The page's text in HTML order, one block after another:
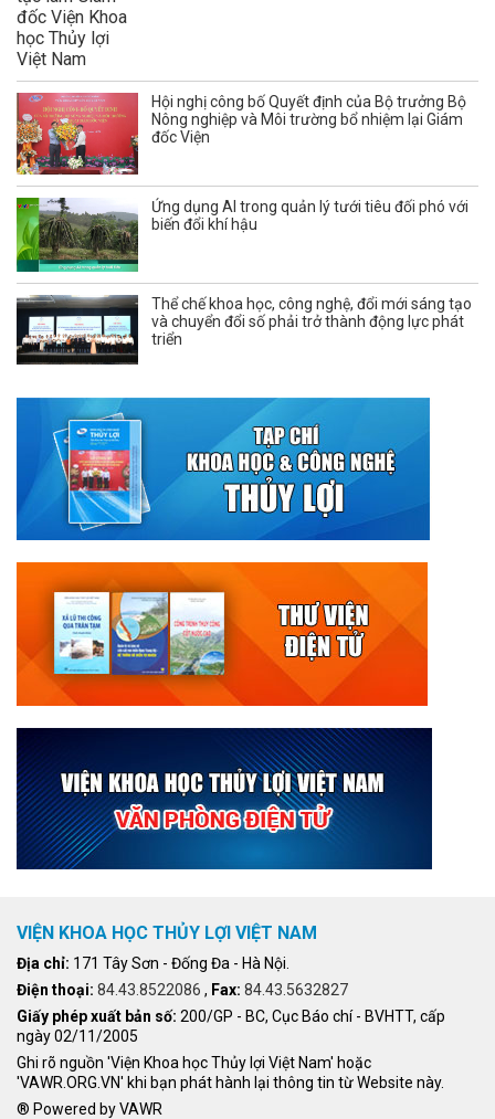
Hội nghị công bố Quyết định của Bộ trưởng Bộ
Nông nghiệp và Môi trường bổ nhiệm lại Giám
đốc Viện
Ứng dụng AI trong quản lý tưới tiêu đối phó với
biến đổi khí hậu
Thể chế khoa học, công nghệ, đổi mới sáng tạo
và chuyển đổi số phải trở thành động lực phát
triển
VIỆN KHOA HỌC THỦY LỢI VIỆT NAM
Địa chỉ: 171 Tây Sơn - Đống Đa - Hà Nội.
Điện thoại: 84.43.8522086 , Fax: 84.43.5632827
Giấy phép xuất bản số: 200/GP - BC, Cục Báo chí - BVHTT, cấp
ngày 02/11/2005
Ghi rõ nguồn 'Viện Khoa học Thủy lợi Việt Nam' hoặc
'VAWR.ORG.VN' khi bạn phát hành lại thông tin từ Website này.
® Powered by VAWR